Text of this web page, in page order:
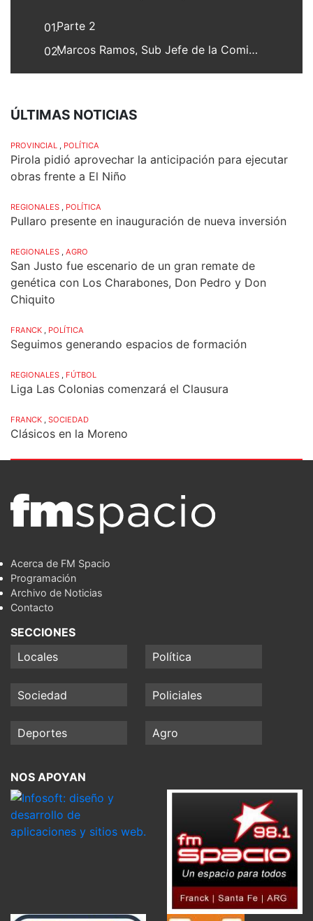
01.Parte 2
02.
Marcos Ramos, Sub Jefe de la Comisaría IV de Franck
ÚLTIMAS NOTICIAS
PROVINCIAL POLÍTICA
Pirola pidió aprovechar la anticipación para ejecutar
obras frente a El Niño
REGIONALES POLÍTICA
Pullaro presente en inauguración de nueva inversión
REGIONALES AGRO
San Justo fue escenario de un gran remate de
genética con Los Charabones, Don Pedro y Don
Chiquito
FRANCK POLÍTICA
Seguimos generando espacios de formación
REGIONALES FÚTBOL
Liga Las Colonias comenzará el Clausura
FRANCK SOCIEDAD
Clásicos en la Moreno
Acerca de FM Spacio
Programación
Archivo de Noticias
Contacto
SECCIONES
Locales
Política
Sociedad Policiales
Deportes Agro
NOS APOYAN